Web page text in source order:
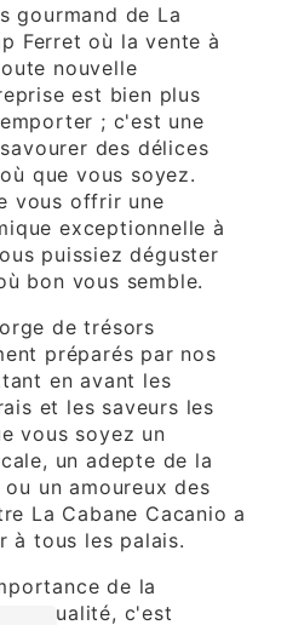
gourmand de La
Ferret où la vente à
nouvelle
est bien plus
; c'est une
des délices
que vous soyez.
vous offrir une
exceptionnelle à
puissiez déguster
bon vous semble.
de trésors
préparés par nos
en avant les
et les saveurs les
vous soyez un
un adepte de la
un amoureux des
La Cabane Cacanio a
à tous les palais.
de la
la qualité, c'est